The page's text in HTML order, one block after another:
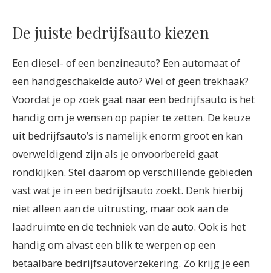
De juiste bedrijfsauto kiezen
Een diesel- of een benzineauto? Een automaat of
een handgeschakelde auto? Wel of geen trekhaak?
Voordat je op zoek gaat naar een bedrijfsauto is het
handig om je wensen op papier te zetten. De keuze
uit bedrijfsauto’s is namelijk enorm groot en kan
overweldigend zijn als je onvoorbereid gaat
rondkijken. Stel daarom op verschillende gebieden
vast wat je in een bedrijfsauto zoekt. Denk hierbij
niet alleen aan de uitrusting, maar ook aan de
laadruimte en de techniek van de auto. Ook is het
handig om alvast een blik te werpen op een
betaalbare bedrijfsautoverzekering. Zo krijg je een